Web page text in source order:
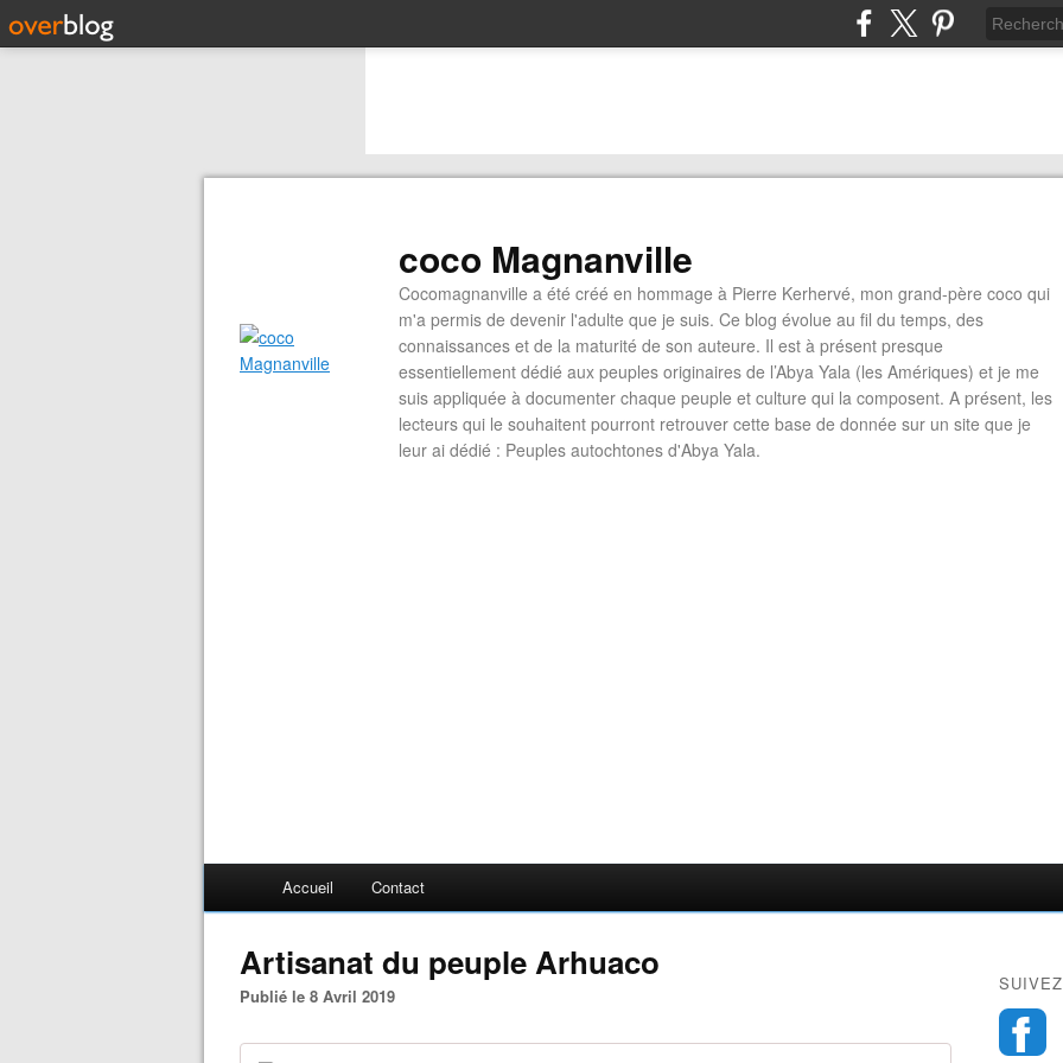
coco Magnanville
Cocomagnanville a été créé en hommage à Pierre Kerhervé, mon grand-père coco qui
m'a permis de devenir l'adulte que je suis. Ce blog évolue au fil du temps, des
connaissances et de la maturité de son auteure. Il est à présent presque
essentiellement dédié aux peuples originaires de l’Abya Yala (les Amériques) et je me
suis appliquée à documenter chaque peuple et culture qui la composent. A présent, les
lecteurs qui le souhaitent pourront retrouver cette base de donnée sur un site que je
leur ai dédié : Peuples autochtones d'Abya Yala.
Accueil Contact
Artisanat du peuple Arhuaco
Publié le 8 Avril 2019